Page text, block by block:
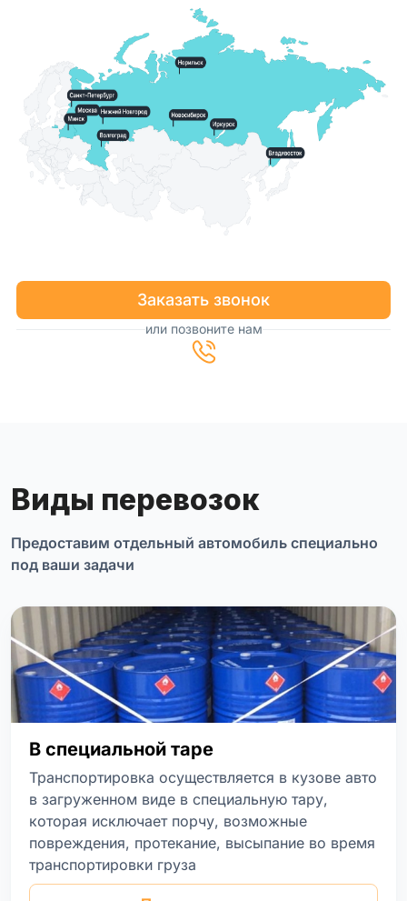
Заказать звонок
или позвоните нам
Виды перевозок
Предоставим отдельный автомобиль специально
под ваши задачи
В специальной таре
Транспортировка осуществляется в кузове авто
в загруженном виде в специальную тару,
которая исключает порчу, возможные
повреждения, протекание, высыпание во время
транспортировки груза